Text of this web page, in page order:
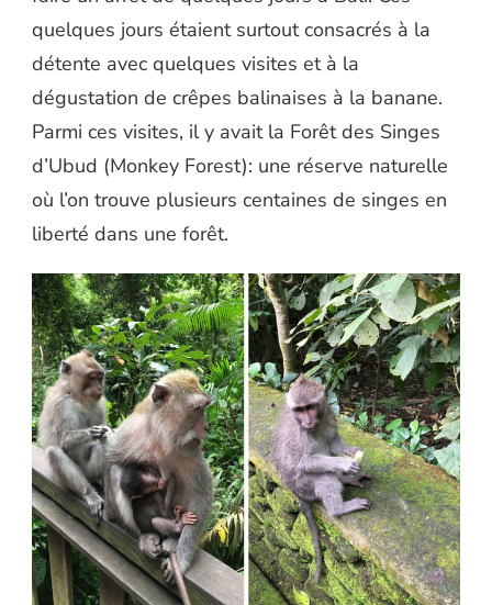
quelques jours étaient surtout consacrés à la
détente avec quelques visites et à la
dégustation de crêpes balinaises à la banane.
Parmi ces visites, il y avait la Forêt des Singes
d’Ubud (Monkey Forest): une réserve naturelle
où l’on trouve plusieurs centaines de singes en
liberté dans une forêt.